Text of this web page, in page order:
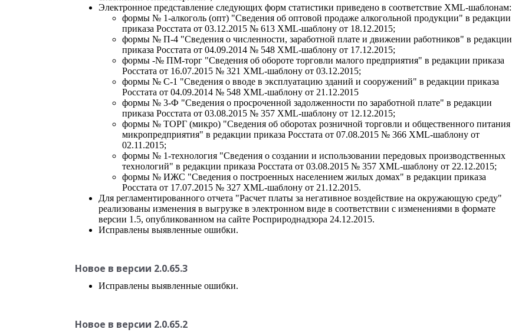
Электронное представление следующих форм статистики приведено в соответствие XML-шаблонам:
формы № 1-алкоголь (опт) "Сведения об оптовой продаже алкогольной продукции" в редакции
приказа Росстата от 03.12.2015 № 613 XML-шаблону от 18.12.2015;
формы № П-4 "Сведения о численности, заработной плате и движении работников" в редакции
приказа Росстата от 04.09.2014 № 548 XML-шаблону от 17.12.2015;
формы -№ ПМ-торг "Сведения об обороте торговли малого предприятия" в редакции приказа
Росстата от 16.07.2015 № 321 XML-шаблону от 03.12.2015;
формы № С-1 "Сведения о вводе в эксплуатацию зданий и сооружений" в редакции приказа
Росстата от 04.09.2014 № 548 XML-шаблону от 21.12.2015
формы № 3-Ф "Сведения о просроченной задолженности по заработной плате" в редакции
приказа Росстата от 03.08.2015 № 357 XML-шаблону от 12.12.2015;
формы № ТОРГ (микро) "Сведения об оборотах розничной торговли и общественного питания
микропредприятия" в редакции приказа Росстата от 07.08.2015 № 366 XML-шаблону от
02.11.2015;
формы № 1-технология "Сведения о создании и использовании передовых производственных
технологий" в редакции приказа Росстата от 03.08.2015 № 357 XML-шаблону от 22.12.2015;
формы № ИЖС "Сведения о построенных населением жилых домах" в редакции приказа
Росстата от 17.07.2015 № 327 XML-шаблону от 21.12.2015.
Для регламентированного отчета "Расчет платы за негативное воздействие на окружающую среду"
реализованы изменения в выгрузке в электронном виде в соответствии с изменениями в формате
версии 1.5, опубликованном на сайте Росприроднадзора 24.12.2015.
Исправлены выявленные ошибки.
Новое в версии 2.0.65.3
Исправлены выявленные ошибки.
Новое в версии 2.0.65.2